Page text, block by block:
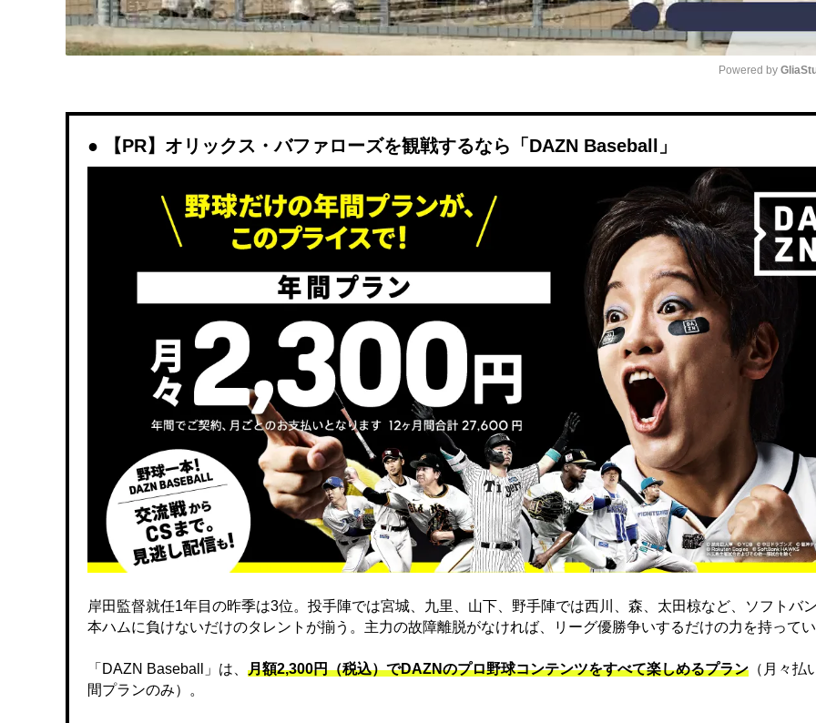
Powered by
【PR】オリックス・バファローズを観戦するなら「DAZN Baseball」
岸田監督就任1年目の昨季は3位。投手陣では宮城、九里、山下、野手陣では西川、森、太田椋など、ソフトバ
本ハムに負けないだけのタレントが揃う。主力の故障離脱がなければ、リーグ優勝争いするだけの力を持って
「DAZN Baseball」は、 月額2,300円（税込）でDAZNのプロ野球コンテンツをすべて楽しめるプラン （月々払
間プランのみ）。